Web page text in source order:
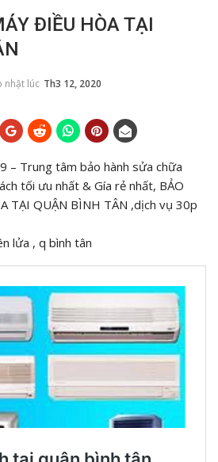
ĐIỀU HÒA TẠI
nhật lúc Th3 12, 2020
– Trung tâm bảo hành sửa chữa
tối ưu nhất & Gía rẻ nhất, BẢO
TẠI QUẬN BÌNH TÂN ,dịch vụ 30p
lửa , q bình tân